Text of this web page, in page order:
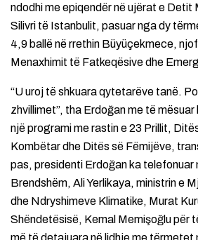
ndodhi me epiqendër në ujërat e Detit
Silivri të Istanbulit, pasuar nga dy
4,9 ballë në rrethin Büyüçekmece,
Menaxhimit të Fatkeqësive dhe
“U uroj të shkuara qytetarëve tanë.
zhvillimet”, tha Erdoğan me të
një programi me rastin e 23 Prillit,
Kombëtar dhe Ditës së Fëmijëve,
pas, presidenti Erdoğan ka telefonuar
Brendshëm, Ali Yerlikaya, ministrin e
dhe Ndryshimeve Klimatike, Murat
Shëndetësisë, Kemal Memişoğlu për
më të detajuara në lidhje me tërmetet